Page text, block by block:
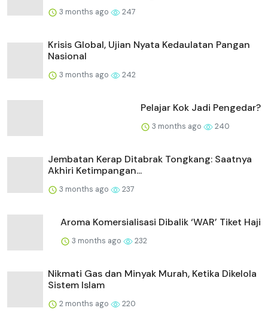
3 months ago 247
Krisis Global, Ujian Nyata Kedaulatan Pangan
Nasional
3 months ago 242
Pelajar Kok Jadi Pengedar?
3 months ago 240
Jembatan Kerap Ditabrak Tongkang: Saatnya
Akhiri Ketimpangan...
3 months ago 237
Aroma Komersialisasi Dibalik ‘WAR’ Tiket Haji
3 months ago 232
Nikmati Gas dan Minyak Murah, Ketika Dikelola
Sistem Islam
2 months ago 220